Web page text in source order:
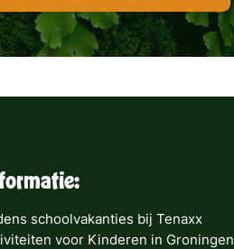
schoolvakanties bij Tenaxx
voor Kinderen in Groningen